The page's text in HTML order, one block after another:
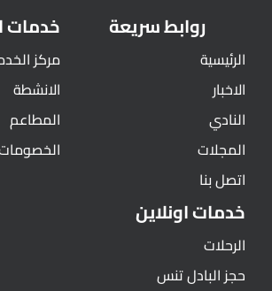
روابط سريعة
الرئيسية
الاخبار
النادي
المجلات
اتصل بنا
خدمات
مركز
الانشطة
المطاعم
خدمات اونلاين
الرحلات
حجز البادل تنس